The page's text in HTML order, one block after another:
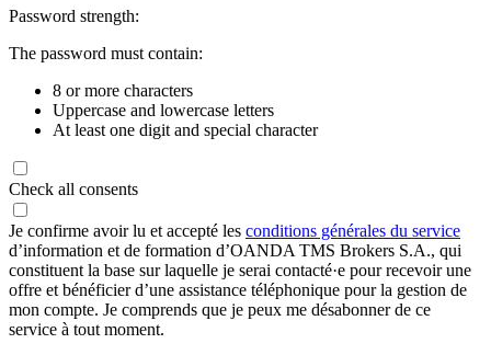
Password strength:
The password must contain:
8 or more characters
Uppercase and lowercase letters
At least one digit and special character
Check all consents
Je confirme avoir lu et accepté les conditions générales du service
d’information et de formation d’OANDA TMS Brokers S.A., qui
constituent la base sur laquelle je serai contacté·e pour recevoir une
offre et bénéficier d’une assistance téléphonique pour la gestion de
mon compte. Je comprends que je peux me désabonner de ce
service à tout moment.